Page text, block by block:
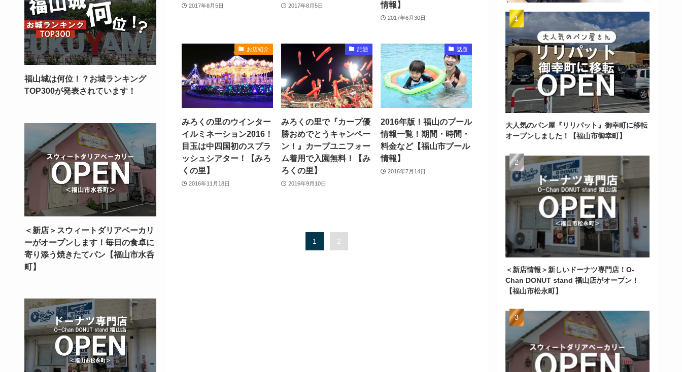
2017年8月5日 2017年8月5日
情報】
2017年6月30日
お店紹介
みろくの里のウインター
イルミネーション2016！
目玉は中四国初のスプラ
ッシュシアター！【みろ
くの里】
2016年11月18日
話題
みろくの里で『カープ優
勝おめでとうキャンペー
ン！』カープユニフォー
ム着用で入園無料！【み
ろくの里】
2016年9月10日
話題
2016年版！福山のプール
情報一覧！期間・時間・
料金など【福山市プール
情報】
2016年7月14日
1 2
大人気のパン屋『リリパット』御幸町に移転
オープンしました！【福山市御幸町】
＜新店情報＞新しいドーナツ専門店！O-
Chan DONUT stand 福山店がオープン！
【福山市松永町】
福山城は何位！？お城ランキング
TOP300が発表されています！
＜新店＞スウィートダリアベーカリ
ーがオープンします！毎日の食卓に
寄り添う焼きたてパン【福山市水呑
町】